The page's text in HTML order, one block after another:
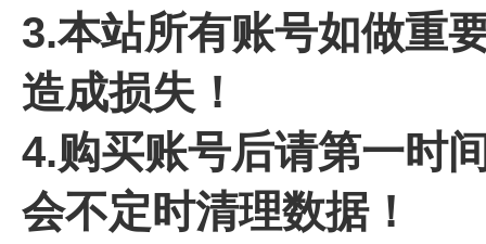
3.本站所有账号如做重
造成损失！
4.购买账号后请第一时
会不定时清理数据！